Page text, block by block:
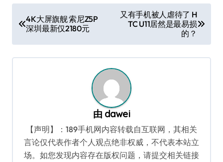
章
导
航
4K大屏旗舰 索尼Z5P
深圳最新仅2180元
又有手机被人虐待了 H
TC U11居然是最易损
的？
由 dawei
【声明】：189手机网内容转载自互联网，其相关
言论仅代表作者个人观点绝非权威，不代表本站立
场。如您发现内容存在版权问题，请提交相关链接